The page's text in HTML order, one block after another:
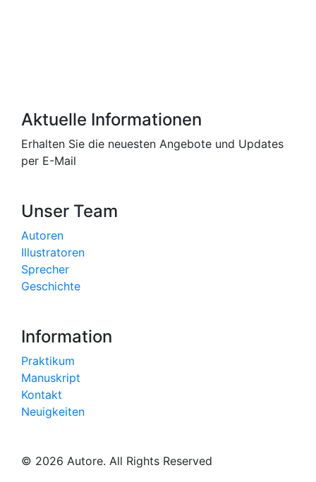
Aktuelle Informationen
Erhalten Sie die neuesten Angebote und Updates
per E-Mail
Unser Team
Autoren
Illustratoren
Sprecher
Geschichte
Information
Praktikum
Manuskript
Kontakt
Neuigkeiten
© 2026 Autore. All Rights Reserved